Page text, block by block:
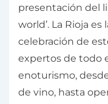
presentación del
world’. La Rioja
celebración de
expertos de todo
enoturismo,
de vino, hasta